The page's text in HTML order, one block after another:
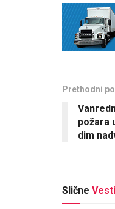
Prethodni
požara
dim
Slične Vesti